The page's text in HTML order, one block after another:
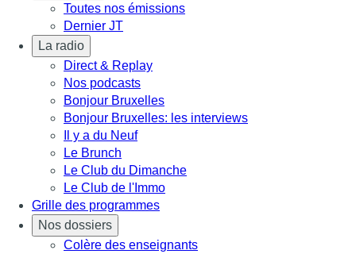
Toutes nos émissions
Dernier JT
La radio
Direct & Replay
Nos podcasts
Bonjour Bruxelles
Bonjour Bruxelles: les interviews
Il y a du Neuf
Le Brunch
Le Club du Dimanche
Le Club de l'Immo
Grille des programmes
Nos dossiers
Colère des enseignants